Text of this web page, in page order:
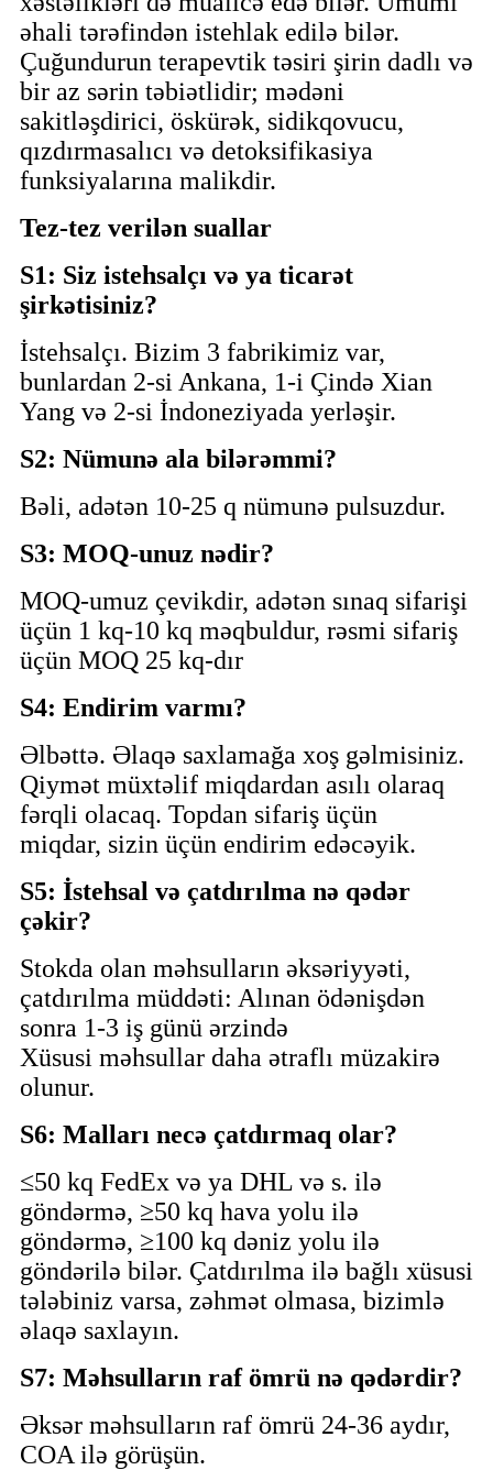
əhali tərəfindən istehlak edilə bilər.
Çuğundurun terapevtik təsiri şirin dadlı və
bir az sərin təbiətlidir; mədəni
sakitləşdirici, öskürək, sidikqovucu,
qızdırmasalıcı və detoksifikasiya
funksiyalarına malikdir.
Tez-tez verilən suallar
S1: Siz istehsalçı və ya ticarət
şirkətisiniz?
İstehsalçı. Bizim 3 fabrikimiz var,
bunlardan 2-si Ankana, 1-i Çində Xian
Yang və 2-si İndoneziyada yerləşir.
S2: Nümunə ala bilərəmmi?
Bəli, adətən 10-25 q nümunə pulsuzdur.
S3: MOQ-unuz nədir?
MOQ-umuz çevikdir, adətən sınaq sifarişi
üçün 1 kq-10 kq məqbuldur, rəsmi sifariş
üçün MOQ 25 kq-dır
S4: Endirim varmı?
Əlbəttə. Əlaqə saxlamağa xoş gəlmisiniz.
Qiymət müxtəlif miqdardan asılı olaraq
fərqli olacaq. Topdan sifariş üçün
miqdar, sizin üçün endirim edəcəyik.
S5: İstehsal və çatdırılma nə qədər
çəkir?
Stokda olan məhsulların əksəriyyəti,
çatdırılma müddəti: Alınan ödənişdən
sonra 1-3 iş günü ərzində
Xüsusi məhsullar daha ətraflı müzakirə
olunur.
S6: Malları necə çatdırmaq olar?
≤50 kq FedEx və ya DHL və s. ilə
göndərmə, ≥50 kq hava yolu ilə
göndərmə, ≥100 kq dəniz yolu ilə
göndərilə bilər. Çatdırılma ilə bağlı xüsusi
tələbiniz varsa, zəhmət olmasa, bizimlə
əlaqə saxlayın.
S7: Məhsulların raf ömrü nə qədərdir?
Əksər məhsulların raf ömrü 24-36 aydır,
COA ilə görüşün.